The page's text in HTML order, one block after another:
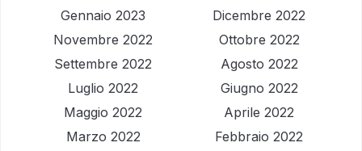
Gennaio 2023
Dicembre 2022
Novembre 2022
Ottobre 2022
Settembre 2022
Agosto 2022
Luglio 2022
Giugno 2022
Maggio 2022
Aprile 2022
Marzo 2022
Febbraio 2022